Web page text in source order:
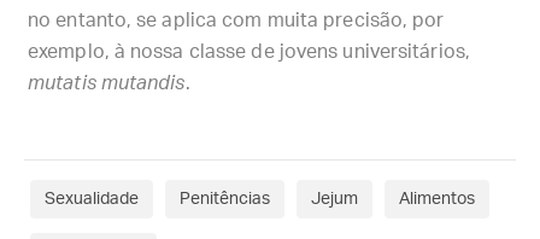
no entanto, se aplica com muita precisão, por
exemplo, à nossa classe de jovens universitários,
mutatis mutandis.
Sexualidade Penitências Jejum Alimentos